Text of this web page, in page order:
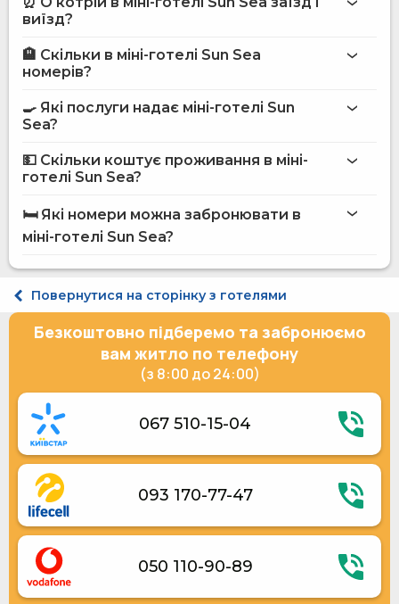
виїзд?
Більше інформації про Міні-готель Sun Sea
🏨 Скільки в міні-готелі Sun Sea
номерів?
🍳 Які послуги надає міні-готелі Sun
Sea?
Інтернет
Автостоянка
Сад
Обслуговування номерів
Мангал
Парковка під охороною
Платний трансфер
Дитячий ігровий майданчик
Спільна кухня
Газова / електрична плита
Електричний чайник
Кухонне приладдя
Електрогенератор
Прибирання номерів за запитом
💵 Скільки коштує проживання в міні-
готелі Sun Sea?
на сайті Hotels24.ua
🛏️ Які номери можна забронювати в
міні-готелі Sun Sea?
Стандарт двомісний
Стандарт 4-місний
Повернутися на сторінку з готелями
Безкоштовно підберемо та забронюємо
вам житло по телефону
(з 8:00 до 24:00)
067 510-15-04
093 170-77-47
050 110-90-89